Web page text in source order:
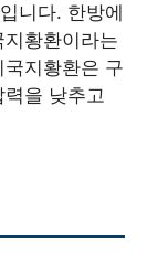
니다. 한방에
황환이라는
지황환은 구
을 낮추고